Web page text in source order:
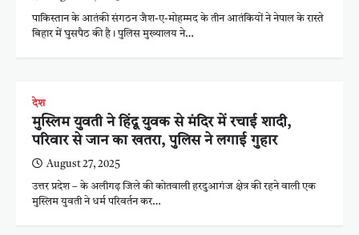
पाकिस्तान के आतंकी संगठन जैश-ए-मोहम्मद के तीन आतंकियों ने नेपाल के रास्ते
बिहार में घुसपैठ की है। पुलिस मुख्यालय ने…
देश
मुस्लिम युवती ने हिंदू युवक से मंदिर में रचाई शादी,
परिवार से जान का खतरा, पुलिस ने लगाई गुहार
August 27, 2025
उत्तर प्रदेश – के अलीगढ़ जिले की कोतवाली हरदुआगंज क्षेत्र की रहने वाली एक
मुस्लिम युवती ने धर्म परिवर्तन कर…